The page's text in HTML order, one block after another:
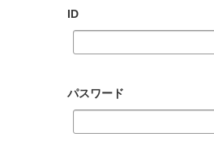
ID
パスワード